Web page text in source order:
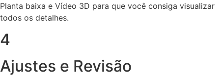
Planta baixa e Vídeo 3D para que você consiga visualizar
todos os detalhes.
4
Ajustes e Revisão